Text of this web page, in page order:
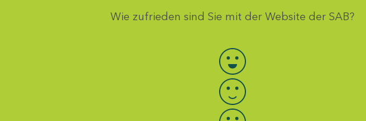
Wie zufrieden sind Sie mit der Website der SAB?
Bewertung auswählen